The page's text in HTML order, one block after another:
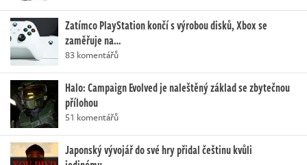
Zatímco PlayStation končí s výrobou disků, Xbox se
zaměřuje na…
83 komentářů
Halo: Campaign Evolved je naleštěný základ se zbytečnou
přílohou
51 komentářů
Japonský vývojář do své hry přidal češtinu kvůli